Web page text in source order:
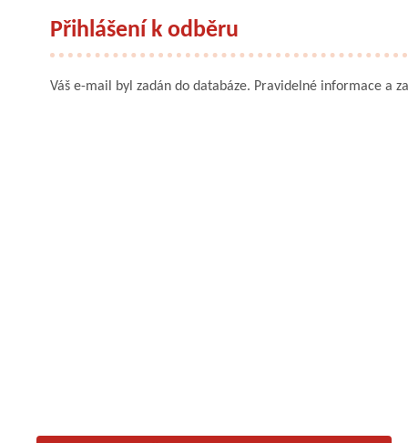
Přihlášení k odběru
Váš e-mail byl zadán do databáze. Pravidelné informace a